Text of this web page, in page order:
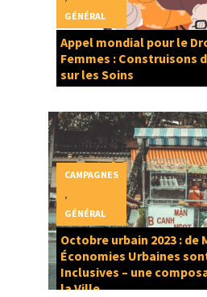
Appel mondial pour le
Femmes : Construisons
sur les Soins
GÉNÉRAL
Octobre urbain 2023 : de
Économies Urbaines
Inclusives – une
la Ville
CAMPAGNES
GÉNÉRAL